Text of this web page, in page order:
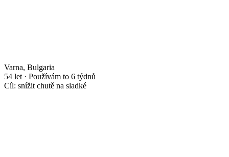
Varna, Bulgaria
54 let · Používám to 6 týdnů
Cíl: snížit chutě na sladké